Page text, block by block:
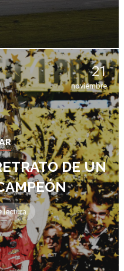
21
noviembre
DE UN
lectura